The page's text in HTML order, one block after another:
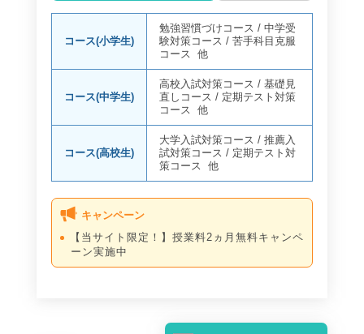
コース(小学生)
勉強習慣づけコース /中学受
験対策コース /苦手科目克服
コース 他
コース(中学生)
高校入試対策コース /基礎見
直しコース /定期テスト対策
コース 他
コース(高校生)
大学入試対策コース /推薦入
試対策コース /定期テスト対
策コース 他
キャンペーン
【当サイト限定！】授業料2ヵ月無料キャンペ
ーン実施中